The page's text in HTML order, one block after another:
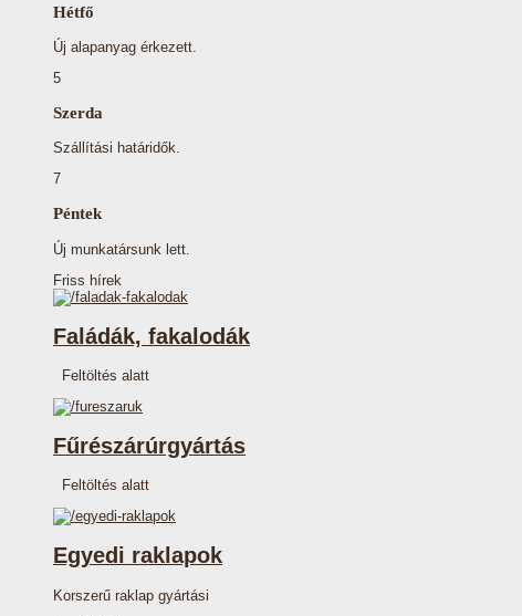
Hétfő
Új alapanyag érkezett.
5
Szerda
Szállítási határidők.
7
Péntek
Új munkatársunk lett.
Friss hírek
Faládák, fakalodák
Feltöltés alatt
Fűrészárúrgyártás
Feltöltés alatt
Egyedi raklapok
Korszerű raklap gyártási